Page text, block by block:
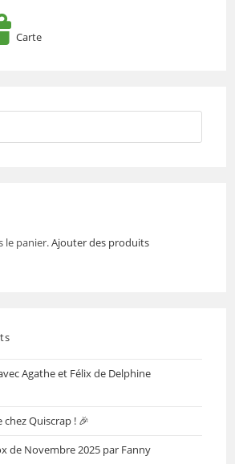
Carte
le panier.Ajouter des produits
Agathe et Félix de Delphine
Quiscrap ! 🎉
de Novembre 2025 par Fanny